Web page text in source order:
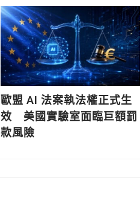
歐盟 AI 法案執法權正式生
效 美國實驗室面臨巨額罰
款風險